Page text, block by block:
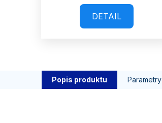
DETAIL
Popis produktu Parametry